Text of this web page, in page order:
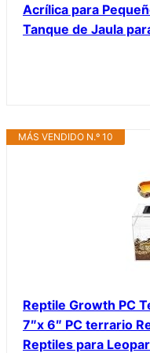
Acrílica para
Tanque de Jaula
MÁS VENDIDO N.º 10
Reptile Growth PC
7″x 6″ PC terrario
Reptiles para